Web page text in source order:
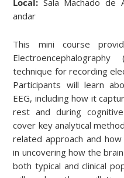
andar
This mini course
technique for recording
Participants will learn
EEG, including how it
rest and during
cover key analytical
related approach and
in uncovering how the
both typical and clinical